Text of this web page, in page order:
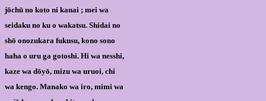
jōchū no koto ni kanai ; mei wa
seidaku no ku o wakatsu. Shidai no
shō onozukara fukusu, kono sono
haha o uru ga gotoshi. Hi wa nesshi,
kaze wa dōyō, mizu wa uruoi, chi
wa kengo. Manako wa iro, mimi wa